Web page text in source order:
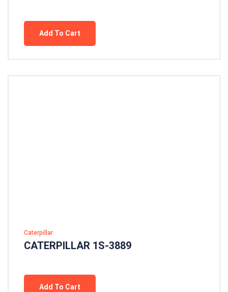
Add To Cart
Caterpillar
CATERPILLAR 1S-3889
Add To Cart